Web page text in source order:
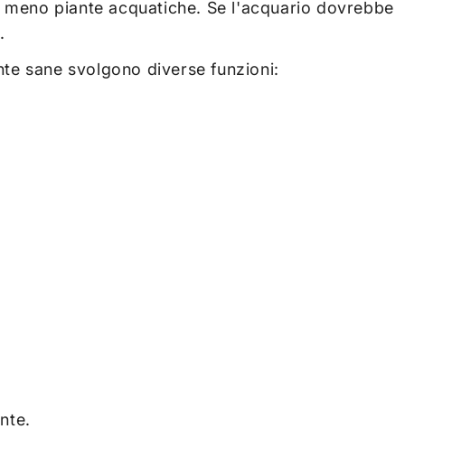
piante acquatiche. Se l'acquario dovrebbe
sane svolgono diverse funzioni: